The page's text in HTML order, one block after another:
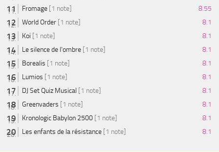
Fromage [1 note]
8.55
World Order [1 note]
8.1
Koi [1 note]
8.1
Le silence de l'ombre [1 note]
8.1
Borealis [1 note]
8.1
Lumios [1 note]
8.1
DJ Set Quiz Musical [1 note]
8.1
Greenvaders [1 note]
8.1
Kronologic Babylon 2500 [1 note]
8.1
Les enfants de la résistance [1 note] 8.1